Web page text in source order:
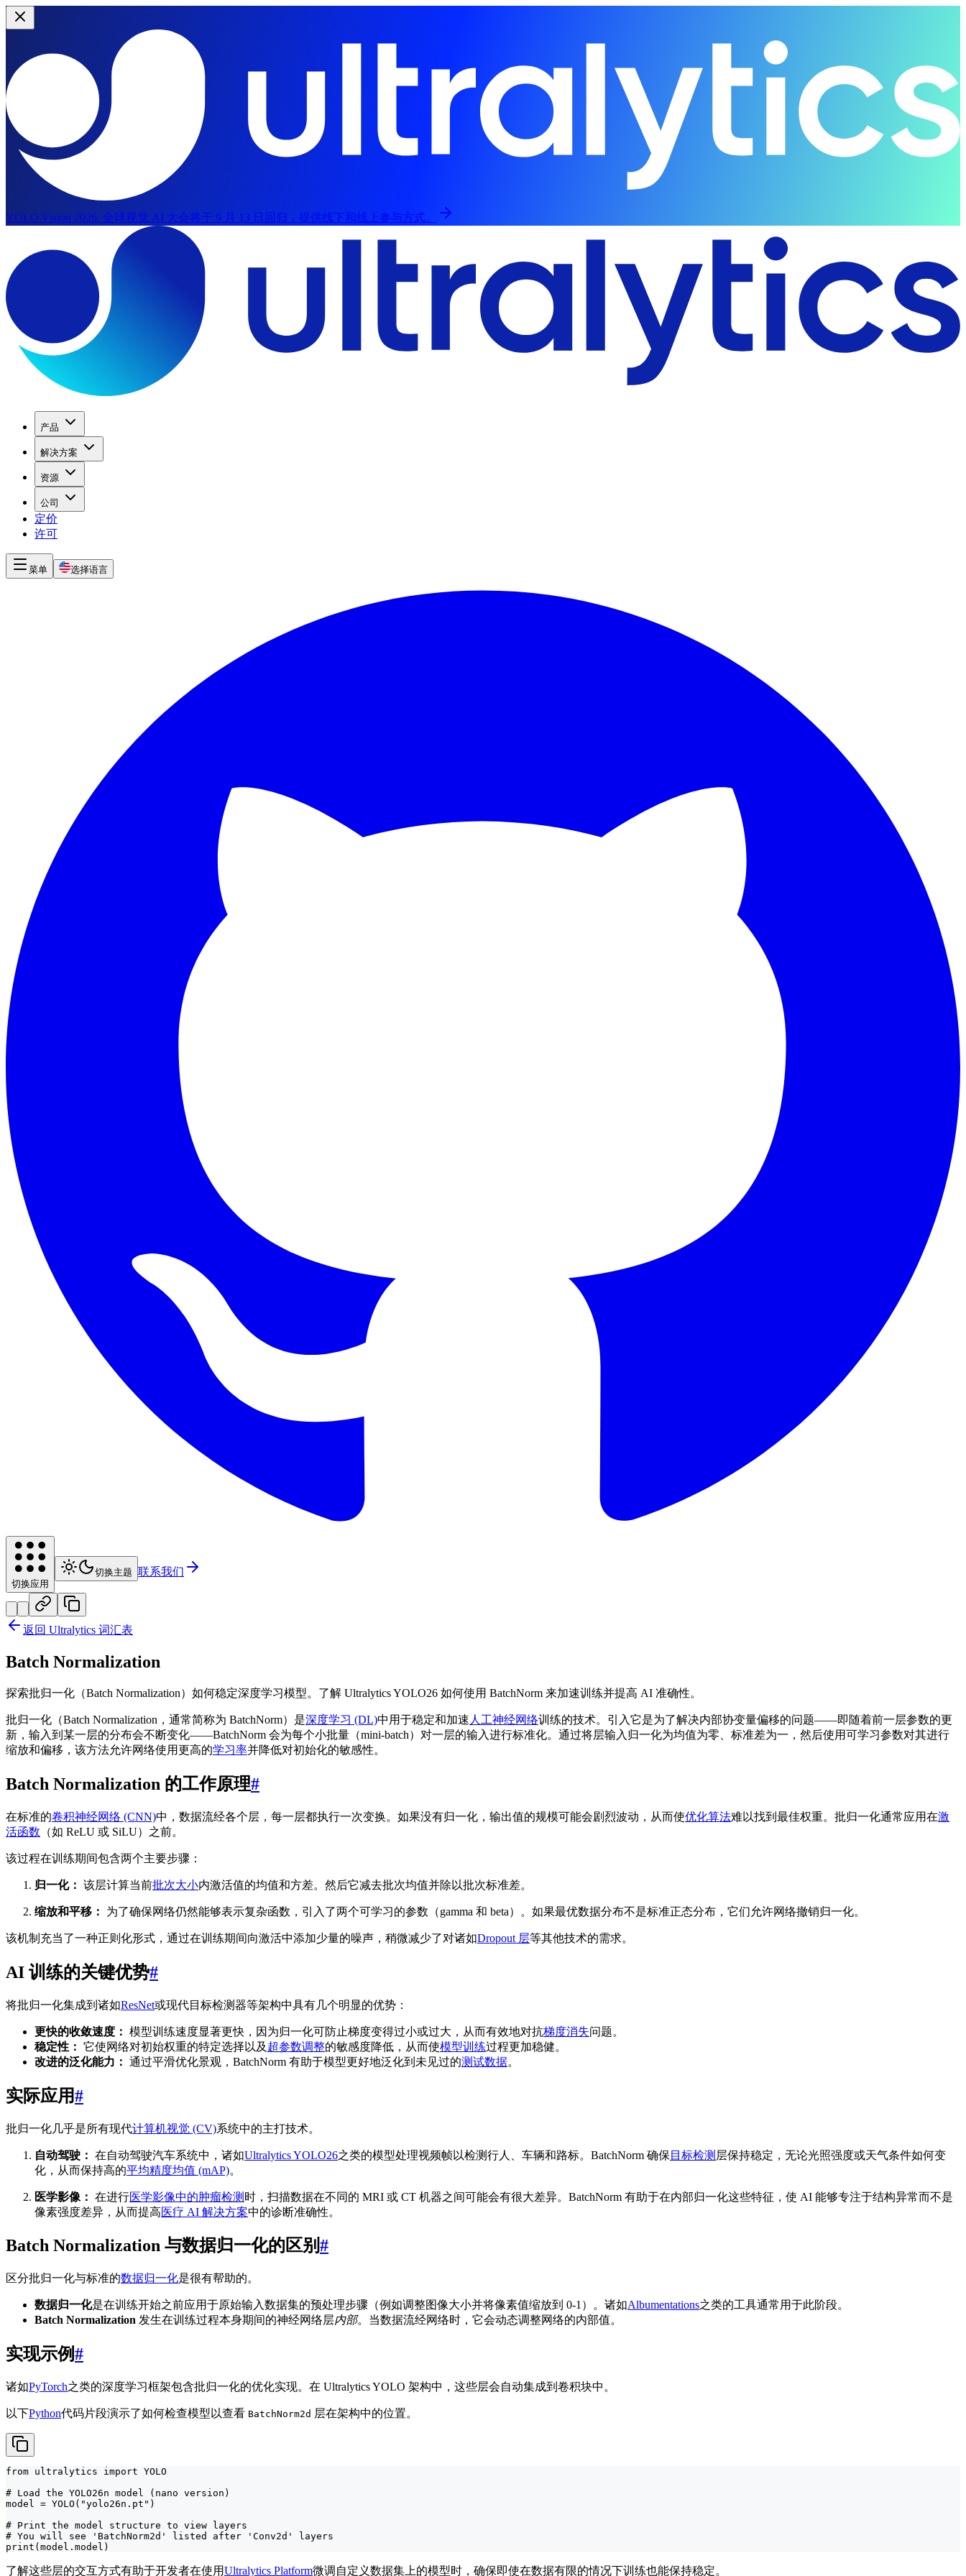
YOLO Vision 2026: 全球视觉 AI 大会将于 9 月 13 日回归，提供线下和线上参与方式。
产品
解决方案
资源
公司
定价
许可
菜单 选择语言
切换应用
切换主题 联系我们
返回 Ultralytics 词汇表
Batch Normalization
探索批归一化（Batch Normalization）如何稳定深度学习模型。了解 Ultralytics YOLO26 如何使用 BatchNorm 来加速训练并提高 AI 准确性。
批归一化（Batch Normalization，通常简称为 BatchNorm）是深度学习 (DL)中用于稳定和加速 人工神经网络训练的技术。引入它是为了解决内部协变量偏移的问题——即随着前一层参数的更
新，输入到某一层的分布会不断变化——BatchNorm 会为每个小批量（mini-batch）对一层的输入进行标准化。通过将层输入归一化为均值为零、标准差为一，然后使用可学习参数对其进行
缩放和偏移，该方法允许网络使用更高的学习率并降低对初始化的敏感性。
Batch Normalization 的工作原理#
在标准的卷积神经网络 (CNN)中，数据流经各个层，每一层都执行一次变换。如果没有归一化，输出值的规模可能会剧烈波动，从而使优化算法难以找到最佳权重。批归一化通常应用在激
活函数 （如 ReLU 或 SiLU）之前。
该过程在训练期间包含两个主要步骤：
归一化： 该层计算当前批次大小内激活值的均值和方差。然后它减去批次均值并除以批次标准差。
缩放和平移： 为了确保网络仍然能够表示复杂函数，引入了两个可学习的参数（gamma 和 beta）。如果最优数据分布不是标准正态分布，它们允许网络撤销归一化。
该机制充当了一种正则化形式，通过在训练期间向激活中添加少量的噪声，稍微减少了对诸如Dropout 层等其他技术的需求。
AI 训练的关键优势#
将批归一化集成到诸如ResNet或现代目标检测器等架构中具有几个明显的优势：
更快的收敛速度： 模型训练速度显著更快，因为归一化可防止梯度变得过小或过大，从而有效地对抗梯度消失问题。
稳定性： 它使网络对初始权重的特定选择以及 超参数调整的敏感度降低，从而使模型训练过程更加稳健。
改进的泛化能力： 通过平滑优化景观，BatchNorm 有助于模型更好地泛化到未见过的测试数据。
实际应用#
批归一化几乎是所有现代计算机视觉 (CV)系统中的主打技术。
自动驾驶： 在自动驾驶汽车系统中，诸如Ultralytics YOLO26之类的模型处理视频帧以检测行人、车辆和路标。BatchNorm 确保 目标检测 层保持稳定，无论光照强度或天气条件如何变
化，从而保持高的平均精度均值 (mAP)。
医学影像： 在进行医学影像中的肿瘤检测 时，扫描数据在不同的 MRI 或 CT 机器之间可能会有很大差异。BatchNorm 有助于在内部归一化这些特征，使 AI 能够专注于结构异常而不是
像素强度差异，从而提高医疗 AI 解决方案中的诊断准确性。
Batch Normalization 与数据归一化的区别#
区分批归一化与标准的数据归一化是很有帮助的。
数据归一化是在训练开始之前应用于原始输入数据集的预处理步骤（例如调整图像大小并将像素值缩放到 0-1）。诸如Albumentations之类的工具通常用于此阶段。
Batch Normalization 发生在训练过程本身期间的神经网络层内部。当数据流经网络时，它会动态调整网络的内部值。
实现示例#
诸如PyTorch之类的深度学习框架包含批归一化的优化实现。在 Ultralytics YOLO 架构中，这些层会自动集成到卷积块中。
以下Python代码片段演示了如何检查模型以查看 BatchNorm2d 层在架构中的位置。
from ultralytics import YOLO
# Load the YOLO26n model (nano version)
model = YOLO("yolo26n.pt")
# Print the model structure to view layers
# You will see 'BatchNorm2d' listed after 'Conv2d' layers
print(model.model)
了解这些层的交互方式有助于开发者在使用Ultralytics Platform微调自定义数据集上的模型时，确保即使在数据有限的情况下训练也能保持稳定。